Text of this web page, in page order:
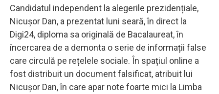
Candidatul independent la alegerile prezidențiale,
Nicușor Dan, a prezentat luni seară, în direct la
Digi24, diploma sa originală de Bacalaureat, în
încercarea de a demonta o serie de informații false
care circulă pe rețelele sociale. În spațiul online a
fost distribuit un document falsificat, atribuit lui
Nicușor Dan, în care apar note foarte mici la Limba